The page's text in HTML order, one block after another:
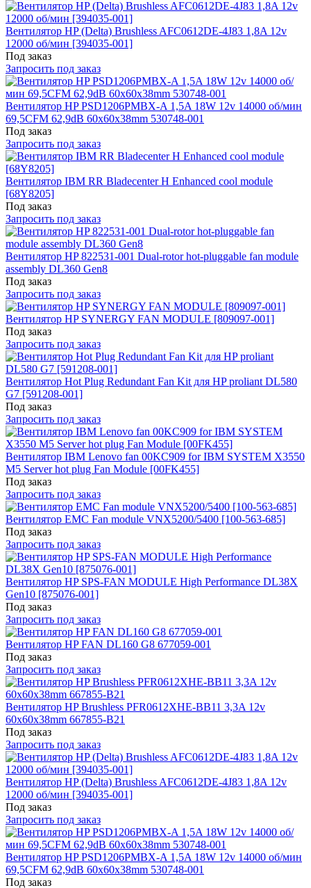
Вентилятор HP (Delta) Brushless AFC0612DE-4J83 1,8A 12v
12000 об/мин [394035-001]
Под заказ
Запросить под заказ
Вентилятор HP PSD1206PMBX-A 1,5A 18W 12v 14000 об/мин
69,5CFM 62,9dB 60x60x38mm 530748-001
Под заказ
Запросить под заказ
Вентилятор IBM RR Bladecenter H Enhanced cool module
[68Y8205]
Под заказ
Запросить под заказ
Вентилятор HP 822531-001 Dual-rotor hot-pluggable fan module
assembly DL360 Gen8
Под заказ
Запросить под заказ
Вентилятор HP SYNERGY FAN MODULE [809097-001]
Под заказ
Запросить под заказ
Вентилятор Hot Plug Redundant Fan Kit для HP proliant DL580
G7 [591208-001]
Под заказ
Запросить под заказ
Вентилятор IBM Lenovo fan 00KC909 for IBM SYSTEM X3550
M5 Server hot plug Fan Module [00FK455]
Под заказ
Запросить под заказ
Вентилятор EMC Fan module VNX5200/5400 [100-563-685]
Под заказ
Запросить под заказ
Вентилятор HP SPS-FAN MODULE High Performance DL38X
Gen10 [875076-001]
Под заказ
Запросить под заказ
Вентилятор HP FAN DL160 G8 677059-001
Под заказ
Запросить под заказ
Вентилятор HP Brushless PFR0612XHE-BB11 3,3A 12v
60x60x38mm 667855-B21
Под заказ
Запросить под заказ
Вентилятор HP (Delta) Brushless AFC0612DE-4J83 1,8A 12v
12000 об/мин [394035-001]
Под заказ
Запросить под заказ
Вентилятор HP PSD1206PMBX-A 1,5A 18W 12v 14000 об/мин
69,5CFM 62,9dB 60x60x38mm 530748-001
Под заказ